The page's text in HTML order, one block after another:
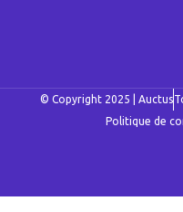
© Copyright 2025 | Auctus
Politique de